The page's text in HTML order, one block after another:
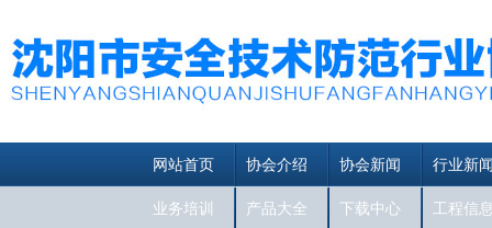
网站首页 协会介绍 协会新闻 行业新
业务培训 产品大全 下载中心 工程信